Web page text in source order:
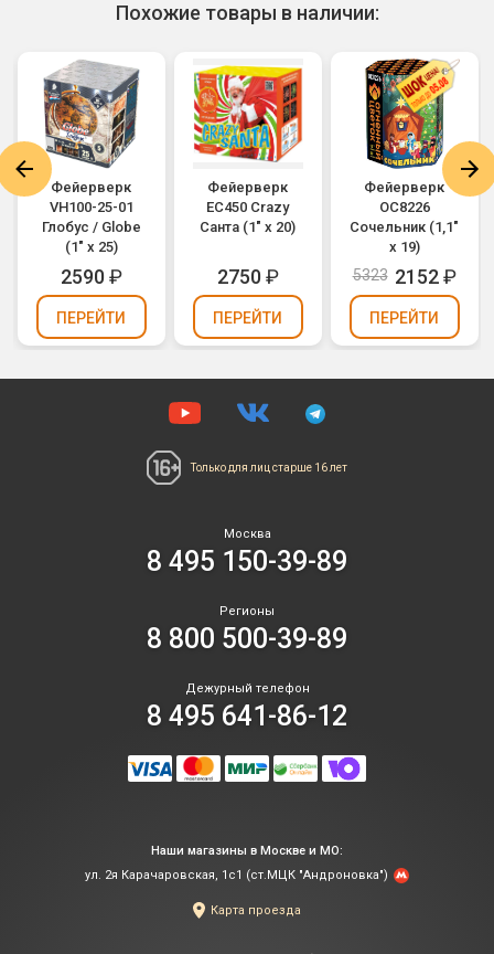
Похожие товары в наличии:
Фейерверк
VH100-25-01
Глобус / Globe
(1" х 25)
2590₽
ПЕРЕЙТИ
Фейерверк
ЕС450 Crazy
Санта (1" х 20)
2750₽
ПЕРЕЙТИ
Фейерверк
ОС8226
Сочельник (1,1"
х 19)
5323 2152₽
ПЕРЕЙТИ
Только для лиц старше 16 лет
Москва
8 495 150-39-89
Регионы
8 800 500-39-89
Дежурный телефон
8 495 641-86-12
Наши магазины в Москве и МО:
ул. 2я Карачаровская, 1с1 (ст.МЦК "Андроновка")
Карта проезда